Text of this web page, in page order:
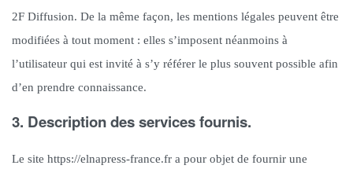
2F Diffusion. De la même façon, les mentions légales peuvent être
modifiées à tout moment : elles s’imposent néanmoins à
l’utilisateur qui est invité à s’y référer le plus souvent possible afin
d’en prendre connaissance.
3. Description des services fournis.
Le site https://elnapress-france.fr a pour objet de fournir une